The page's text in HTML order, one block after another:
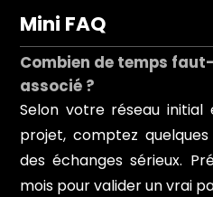
Mini FAQ
Combien de temps
associé ?
Selon votre réseau
projet, comptez
des échanges sérieux.
mois pour valider un vrai